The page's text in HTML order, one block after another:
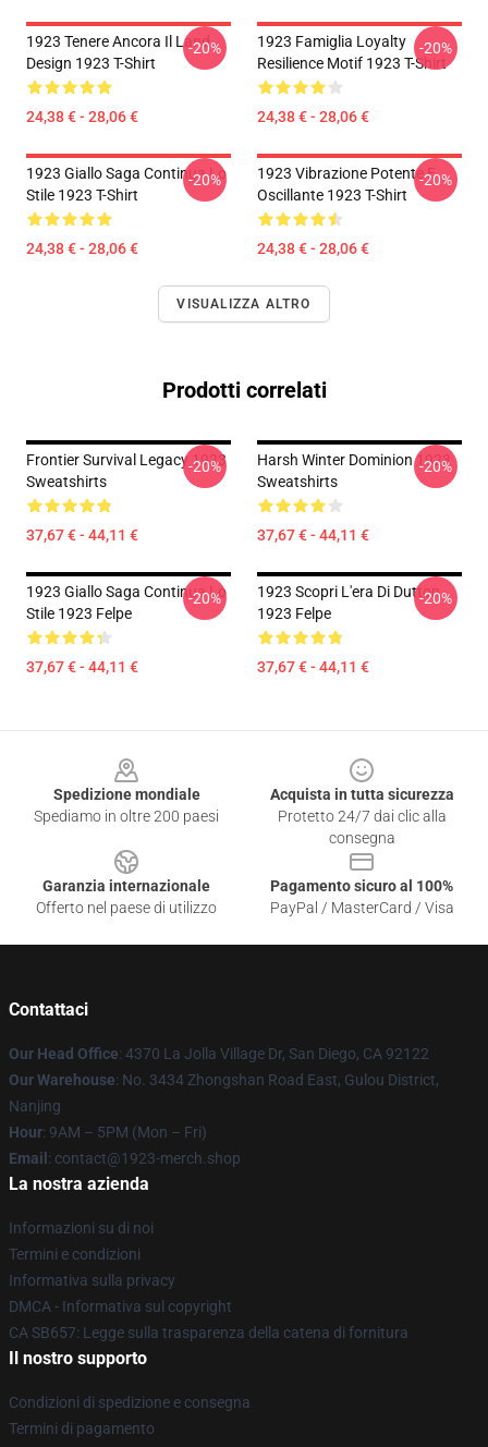
1923 Tenere Ancora Il Land
Design 1923 T-Shirt
24,38 € - 28,06 €
-20%
1923 Famiglia Loyalty
Resilience Motif 1923 T-Shirt
24,38 € - 28,06 €
-20%
1923 Giallo Saga Continua Lo
Stile 1923 T-Shirt
24,38 € - 28,06 €
-20%
1923 Vibrazione Potente E
Oscillante 1923 T-Shirt
24,38 € - 28,06 €
-20%
VISUALIZZA ALTRO
Prodotti correlati
Frontier Survival Legacy 1923
Sweatshirts
37,67 € - 44,11 €
-20%
Harsh Winter Dominion 1923
Sweatshirts
37,67 € - 44,11 €
-20%
1923 Giallo Saga Continua Lo
Stile 1923 Felpe
37,67 € - 44,11 €
-20%
1923 Scopri L'era Di Dutton
1923 Felpe
37,67 € - 44,11 €
-20%
Spedizione mondiale
Spediamo in oltre 200 paesi
Acquista in tutta sicurezza
Protetto 24/7 dai clic alla
consegna
Garanzia internazionale
Offerto nel paese di utilizzo
Pagamento sicuro al 100%
PayPal / MasterCard / Visa
Contattaci
Our Head Office: 4370 La Jolla Village Dr, San Diego, CA 92122
Our Warehouse: No. 3434 Zhongshan Road East, Gulou District,
Nanjing
Hour: 9AM – 5PM (Mon – Fri)
Email : contact@1923-merch.shop
La nostra azienda
Informazioni su di noi
Termini e condizioni
Informativa sulla privacy
DMCA - Informativa sul copyright
CA SB657: Legge sulla trasparenza della catena di fornitura
Il nostro supporto
Condizioni di spedizione e consegna
Termini di pagamento